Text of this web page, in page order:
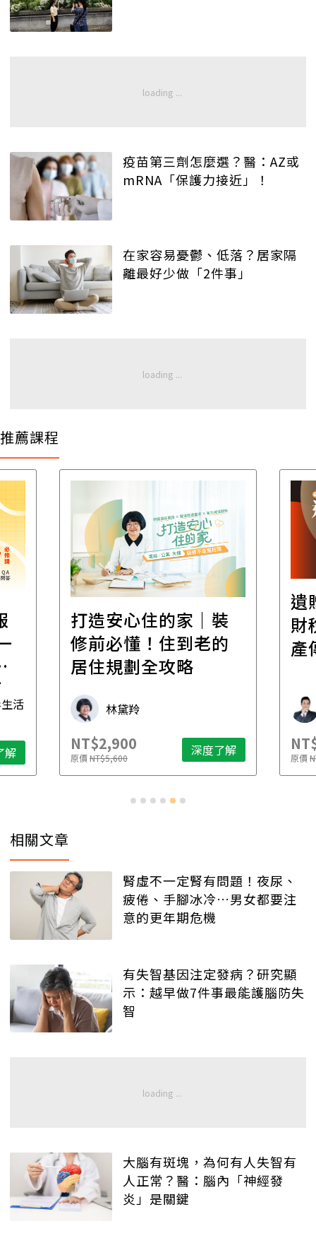
疫苗第三劑怎麼選？醫：AZ或
mRNA「保護力接近」！
在家容易憂鬱、低落？居家隔
離最好少做「2件事」
推薦課程
活
解
打造安心住的家｜裝
修前必懂！住到老的
居住規劃全攻略
林黛羚
NT$2,900
原價NT$5,600 深度了解
遺
財
產
原價
相關文章
腎虛不一定腎有問題！夜尿、
疲倦、手腳冰冷…男女都要注
意的更年期危機
有失智基因注定發病？研究顯
示：越早做7件事最能護腦防失
智
大腦有斑塊，為何有人失智有
人正常？醫：腦內「神經發
炎」是關鍵